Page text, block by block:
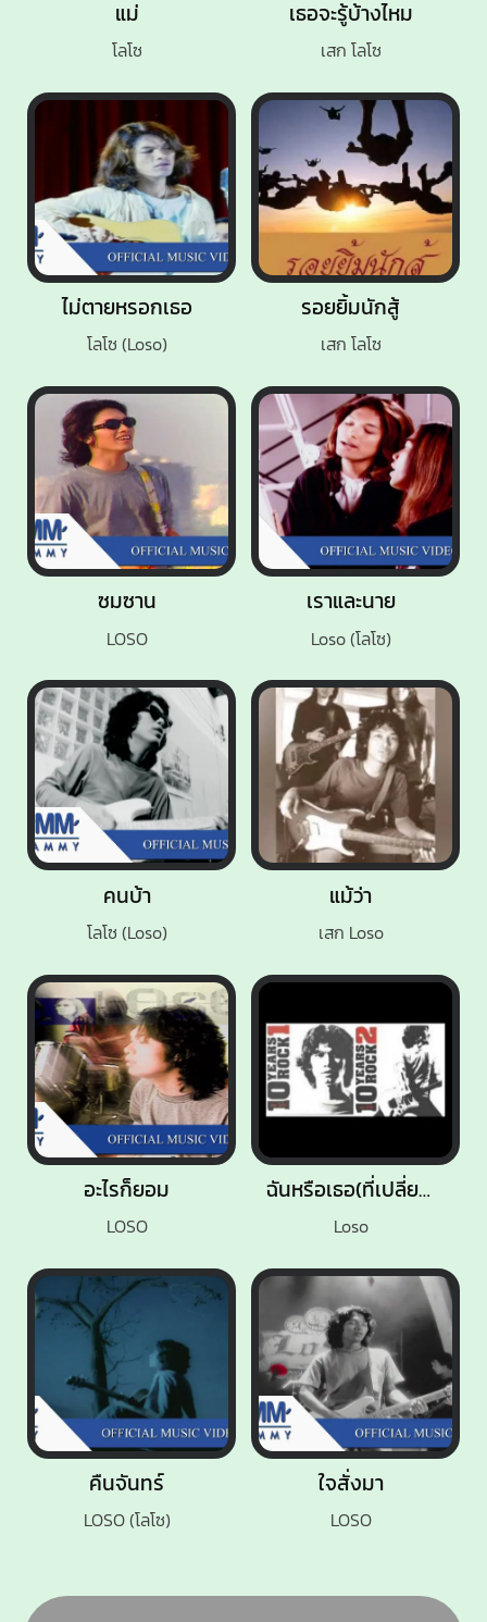
ซมซาน
LOSO
คืนจันทร์
LOSO (โลโซ)
เราและนาย
Loso (โลโซ)
แม้ว่า
เสก Loso
ใจสั่งมา
LOSO
เธอจะรู้บ้างไหม
เสก โลโซ
อะไรก็ยอม
LOSO
รอยยิ้มนักสู้
เสก โลโซ
คนบ้า
โลโซ (Loso)
ไม่ตายหรอกเธอ
โลโซ (Loso)
ฉันหรือเธอ(ที่เปลี่ยนไป)
Loso
แม่
โลโซ